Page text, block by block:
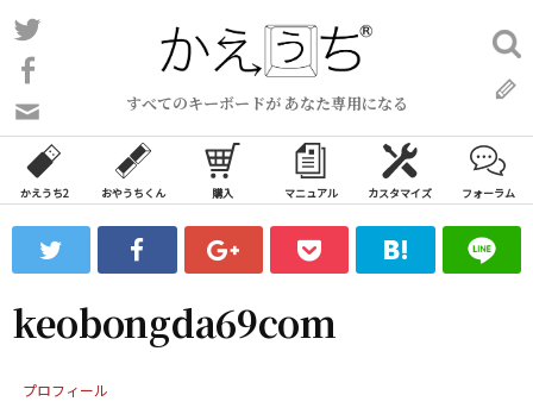
コ
ン
ン
ツ
ス
ッ
プ
すべてのキーボードが あなた専用になる
い
合
わ
フ
ォ
ム
検
索:
かえうち2 おやうちくん 購入 マニュアル カスタマイズ フォーラム
keobongda69com
プロフィール